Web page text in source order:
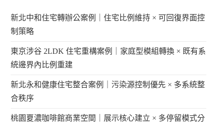
新北中和住宅轉辦公案例｜住宅比例維持 × 可回復界面控
制策略
東京涉谷 2LDK 住宅重構案例｜家庭型模組轉換 × 既有系
統邊界內比例重建
新北永和健康住宅整合案例｜污染源控制優先 × 多系統整
合秩序
桃園夏濃咖啡館商業空間｜展示核心建立 × 多停留模式分